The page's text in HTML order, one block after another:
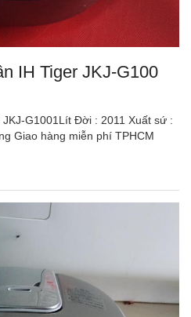
IH Tiger JKJ-G100
G1001Lít Đời : 2011 Xuất sứ :
Giao hàng miễn phí TPHCM